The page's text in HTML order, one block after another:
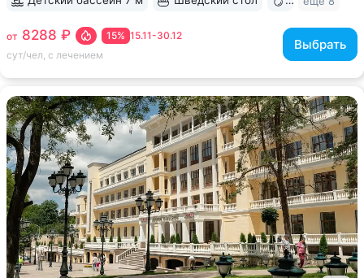
15.11-30.12
15%
от 8288 ₽
сут/чел, с лечением
Выбрать